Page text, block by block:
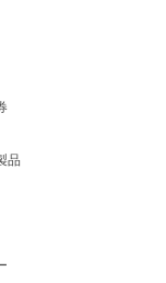
品